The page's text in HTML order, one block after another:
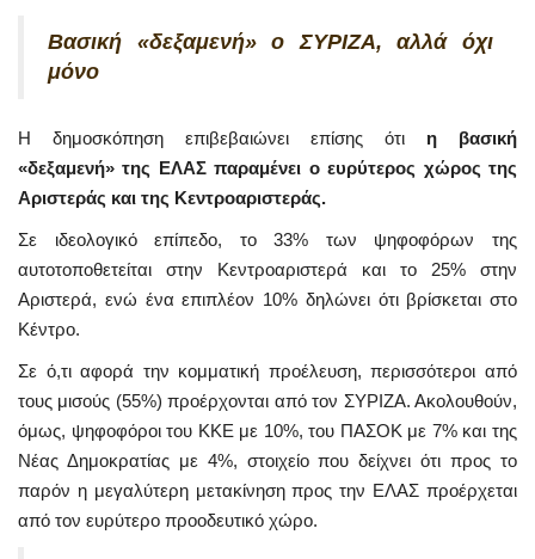
Βασική «δεξαμενή» ο ΣΥΡΙΖΑ, αλλά όχι
μόνο
Η δημοσκόπηση επιβεβαιώνει επίσης ότι η βασική
«δεξαμενή» της ΕΛΑΣ παραμένει ο ευρύτερος χώρος της
Αριστεράς και της Κεντροαριστεράς.
Σε ιδεολογικό επίπεδο, το 33% των ψηφοφόρων της
αυτοτοποθετείται στην Κεντροαριστερά και το 25% στην
Αριστερά, ενώ ένα επιπλέον 10% δηλώνει ότι βρίσκεται στο
Κέντρο.
Σε ό,τι αφορά την κομματική προέλευση, περισσότεροι από
τους μισούς (55%) προέρχονται από τον ΣΥΡΙΖΑ. Ακολουθούν,
όμως, ψηφοφόροι του ΚΚΕ με 10%, του ΠΑΣΟΚ με 7% και της
Νέας Δημοκρατίας με 4%, στοιχείο που δείχνει ότι προς το
παρόν η μεγαλύτερη μετακίνηση προς την ΕΛΑΣ προέρχεται
από τον ευρύτερο προοδευτικό χώρο.